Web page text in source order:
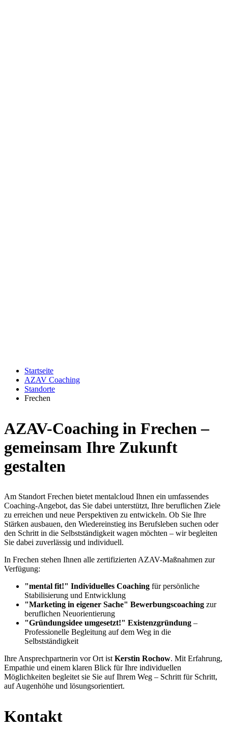
Startseite
AZAV Coaching
Standorte
Frechen
AZAV-Coaching in Frechen –
gemeinsam Ihre Zukunft
gestalten
Am Standort Frechen bietet mentalcloud Ihnen ein umfassendes
Coaching-Angebot, das Sie dabei unterstützt, Ihre beruflichen Ziele
zu erreichen und neue Perspektiven zu entwickeln. Ob Sie Ihre
Stärken ausbauen, den Wiedereinstieg ins Berufsleben suchen oder
den Schritt in die Selbstständigkeit wagen möchten – wir begleiten
Sie dabei zuverlässig und individuell.
In Frechen stehen Ihnen alle zertifizierten AZAV-Maßnahmen zur
Verfügung:
"mental fit!" Individuelles Coaching für persönliche
Stabilisierung und Entwicklung
"Marketing in eigener Sache" Bewerbungscoaching zur
beruflichen Neuorientierung
"Gründungsidee umgesetzt!" Existenzgründung –
Professionelle Begleitung auf dem Weg in die
Selbstständigkeit
Ihre Ansprechpartnerin vor Ort ist Kerstin Rochow. Mit Erfahrung,
Empathie und einem klaren Blick für Ihre individuellen
Möglichkeiten begleitet sie Sie auf Ihrem Weg – Schritt für Schritt,
auf Augenhöhe und lösungsorientiert.
Kontakt